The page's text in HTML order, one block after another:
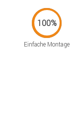
Einfache Montage